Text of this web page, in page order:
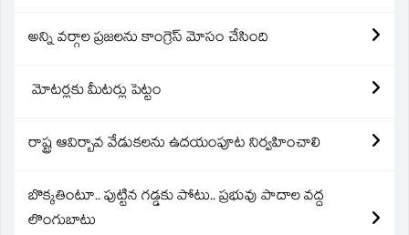
అన్ని వర్గాల ప్రజలను కాంగ్రెస్ మోసం చేసింది
మోటర్లకు మీటర్లు పెట్టం
రాష్ట్ర ఆవిర్బావ వేడుకలను ఉదయంపూట నిర్వహించాలి
బొక్కతింటూ.. పుట్టిన గడ్డకు పోటు.. ప్రభువు పాదాల వద్ద
లొంగుబాటు